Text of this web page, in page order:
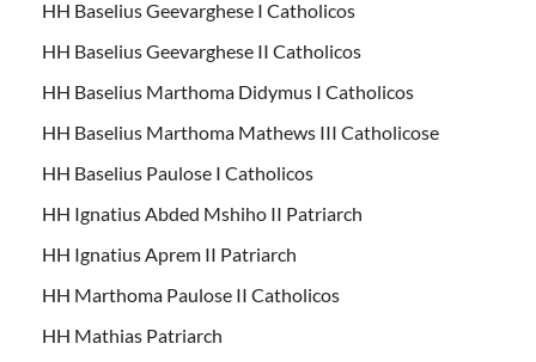
HH Baselius Geevarghese I Catholicos
HH Baselius Geevarghese II Catholicos
HH Baselius Marthoma Didymus I Catholicos
HH Baselius Marthoma Mathews III Catholicose
HH Baselius Paulose I Catholicos
HH Ignatius Abded Mshiho II Patriarch
HH Ignatius Aprem II Patriarch
HH Marthoma Paulose II Catholicos
HH Mathias Patriarch